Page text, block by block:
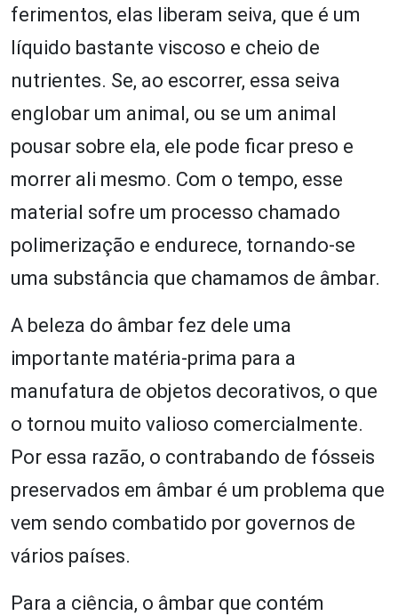
ferimentos, elas liberam seiva, que é um
líquido bastante viscoso e cheio de
nutrientes. Se, ao escorrer, essa seiva
englobar um animal, ou se um animal
pousar sobre ela, ele pode ficar preso e
morrer ali mesmo. Com o tempo, esse
material sofre um processo chamado
polimerização e endurece, tornando-se
uma substância que chamamos de âmbar.
A beleza do âmbar fez dele uma
importante matéria-prima para a
manufatura de objetos decorativos, o que
o tornou muito valioso comercialmente.
Por essa razão, o contrabando de fósseis
preservados em âmbar é um problema que
vem sendo combatido por governos de
vários países.
Para a ciência, o âmbar que contém